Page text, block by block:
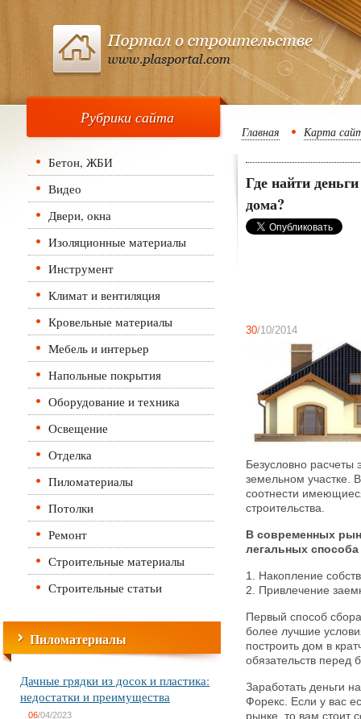
Рубрики сайта
Бетон, ЖБИ
Видео
Двери, окна
Изоляционные материалы
Инструмент
Климат и вентиляция
Кровельные материалы
Мебель и интерьер
Напольные покрытия
Оборудование и техника
Освещение
Отделка
Пиломатериалы
Потолки
Ремонт
Строительные материалы
Строительные статьи
Пиломатериалы
Дачные грядки из досок и пластика:
недостатки и преимущества
06/04/2023
Главная Карта
Где найти
дома?
30/10/2014
Безусловно
земельном участке.
соотнести
строительства.
В современных
легальных
1. Накопление
2. Привлечение
Первый способ
более лучшие
построить дом в
обязательств перед
Заработать деньги
Форекс. Если у вас
рынке, то вам стоит